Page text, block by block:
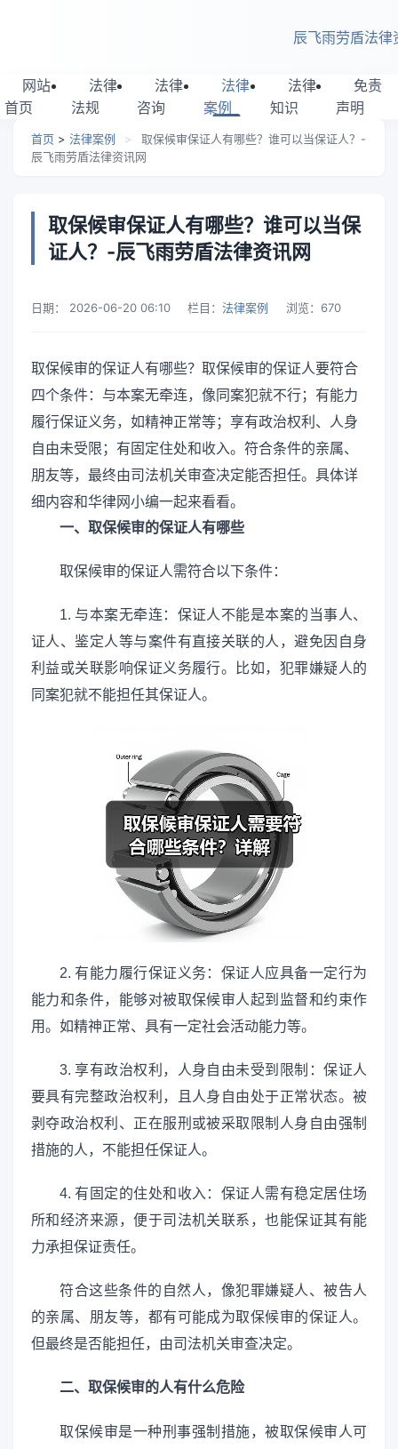
辰飞雨劳盾法律
网站
首页
法律
法规
法律
咨询
法律
案例
法律
知识
免责
声明
首页 > 法律案例 >
取保候审保证人有哪些？谁可以当保证人？-
辰飞雨劳盾法律资讯网
取保候审保证人有哪些？谁可以当保
证人？-辰飞雨劳盾法律资讯网
日期： 2026-06-20 06:10 栏目： 法律案例 浏览： 670
取保候审的保证人有哪些？取保候审的保证人要符合
四个条件：与本案无牵连，像同案犯就不行；有能力
履行保证义务，如精神正常等；享有政治权利、人身
自由未受限；有固定住处和收入。符合条件的亲属、
朋友等，最终由司法机关审查决定能否担任。具体详
细内容和华律网小编一起来看看。
一、取保候审的保证人有哪些
取保候审的保证人需符合以下条件：
1. 与本案无牵连：保证人不能是本案的当事人、
证人、鉴定人等与案件有直接关联的人，避免因自身
利益或关联影响保证义务履行。比如，犯罪嫌疑人的
同案犯就不能担任其保证人。
2. 有能力履行保证义务：保证人应具备一定行为
能力和条件，能够对被取保候审人起到监督和约束作
用。如精神正常、具有一定社会活动能力等。
3. 享有政治权利，人身自由未受到限制：保证人
要具有完整政治权利，且人身自由处于正常状态。被
剥夺政治权利、正在服刑或被采取限制人身自由强制
措施的人，不能担任保证人。
4. 有固定的住处和收入：保证人需有稳定居住场
所和经济来源，便于司法机关联系，也能保证其有能
力承担保证责任。
符合这些条件的自然人，像犯罪嫌疑人、被告人
的亲属、朋友等，都有可能成为取保候审的保证人。
但最终是否能担任，由司法机关审查决定。
二、取保候审的人有什么危险
取保候审是一种刑事强制措施，被取保候审人可